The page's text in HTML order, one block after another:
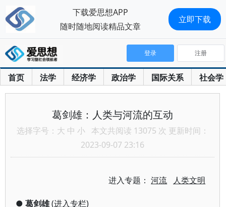
首页 法学 经济学 政治学 国际关系 社会学
登录 注册
葛剑雄：人类与河流的互动
选择字号： 大 中 小 本文共阅读 13075 次 更新时间：
2023-09-07 23:16
进入专题：河流 人类文明
● 葛剑雄(进入专栏)
下载爱思想APP
随时随地阅读精品文章
立即下载